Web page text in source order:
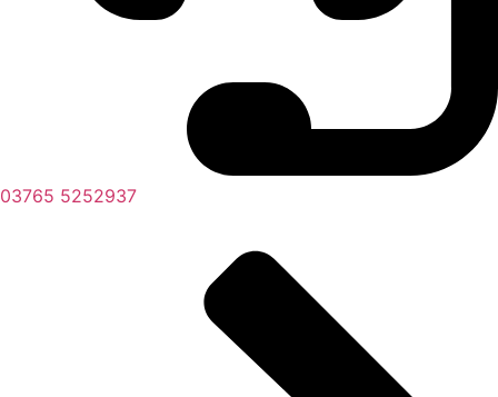
03765 5252937